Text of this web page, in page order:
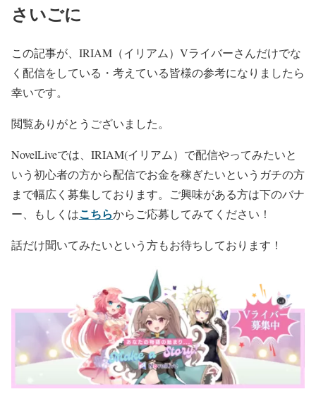
さいごに
この記事が、IRIAM（イリアム）Vライバーさんだけでな
く配信をしている・考えている皆様の参考になりましたら
幸いです。
閲覧ありがとうございました。
NovelLiveでは、IRIAM(イリアム）で配信やってみたいと
いう初心者の方から配信でお金を稼ぎたいというガチの方
まで幅広く募集しております。ご興味がある方は下のバナ
ー、もしくはこちらからご応募してみてください！
話だけ聞いてみたいという方もお待ちしております！